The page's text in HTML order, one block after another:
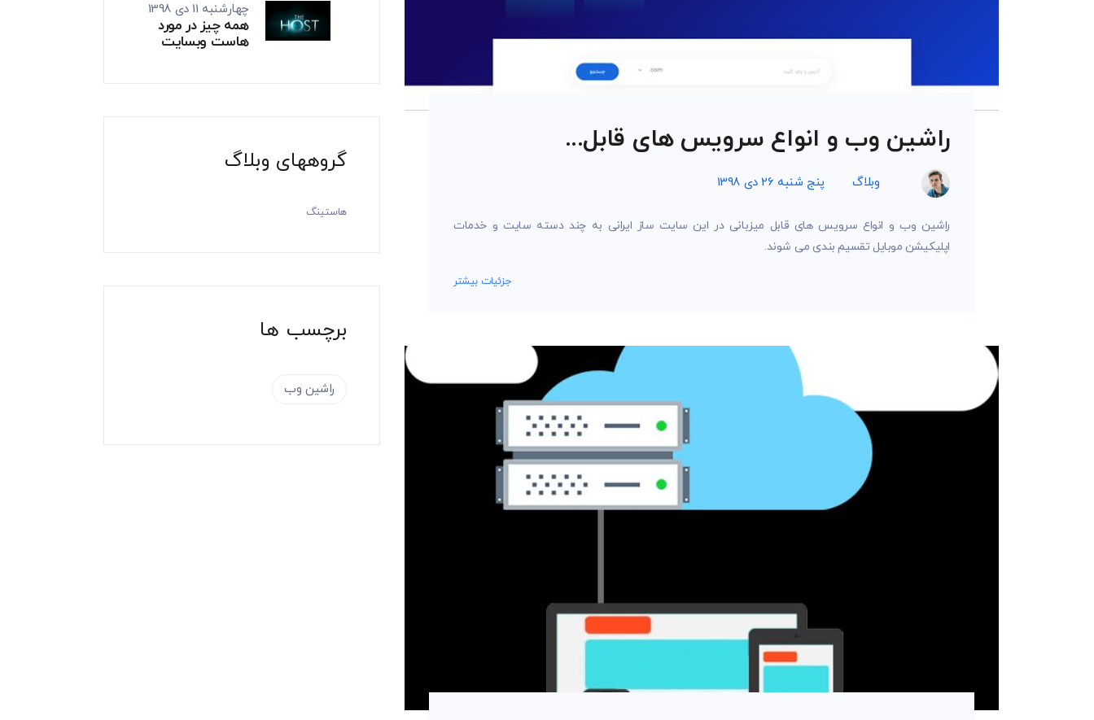
راشین وب و انواع سرویس های قابل...
وبلاگ پنج شنبه 26 دی 1398
راشین وب و انواع سرویس های قابل میزبانی در این سایت ساز ایرانی به چند دسته سایت و خدمات
اپلیکیشن موبایل تقسیم بندی می شوند.
جزئیات بیشتر
چهارشنبه 11 دی 1398
همه چیز در مورد
هاست وبسایت
گروههای وبلاگ
هاستینگ
برچسب ها
راشین وب